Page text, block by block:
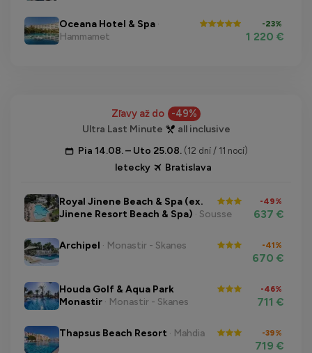
Oceana Hotel & Spa ·
Hammamet
-23%
1 220 €
Zľavy až do -49%
Ultra Last Minute
all inclusive
Pia 14.08. – Uto 25.08. (12 dní / 11 nocí)
letecky Bratislava
Royal Jinene Beach & Spa (ex.
Jinene Resort Beach & Spa) · Sousse
-49%
637 €
Archipel · Monastir - Skanes -41%
670 €
Houda Golf & Aqua Park
Monastir · Monastir - Skanes
-46%
711 €
Thapsus Beach Resort · Mahdia -39%
719 €